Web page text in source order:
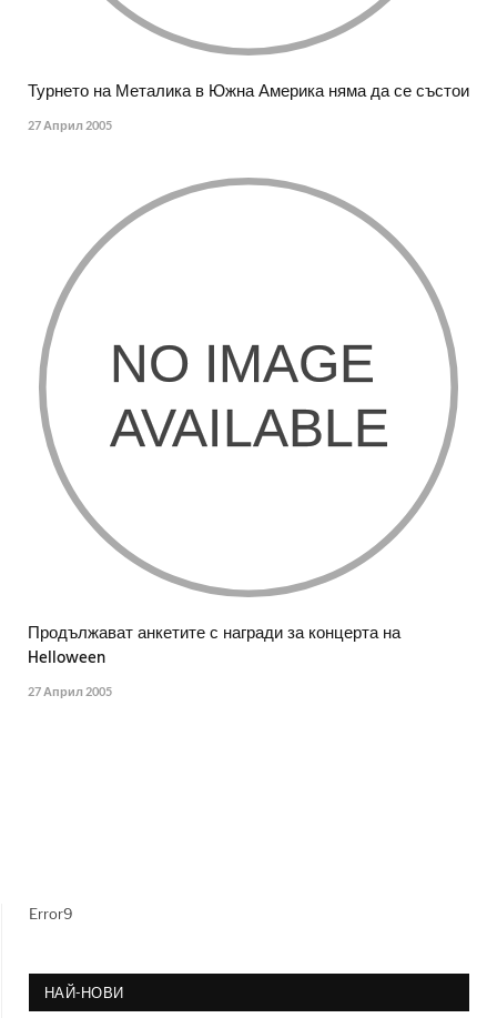
Турнето на Металика в Южна Америка няма да се състои
27 Април 2005
Продължават анкетите с награди за концерта на
Helloween
27 Април 2005
Error9
НАЙ-НОВИ